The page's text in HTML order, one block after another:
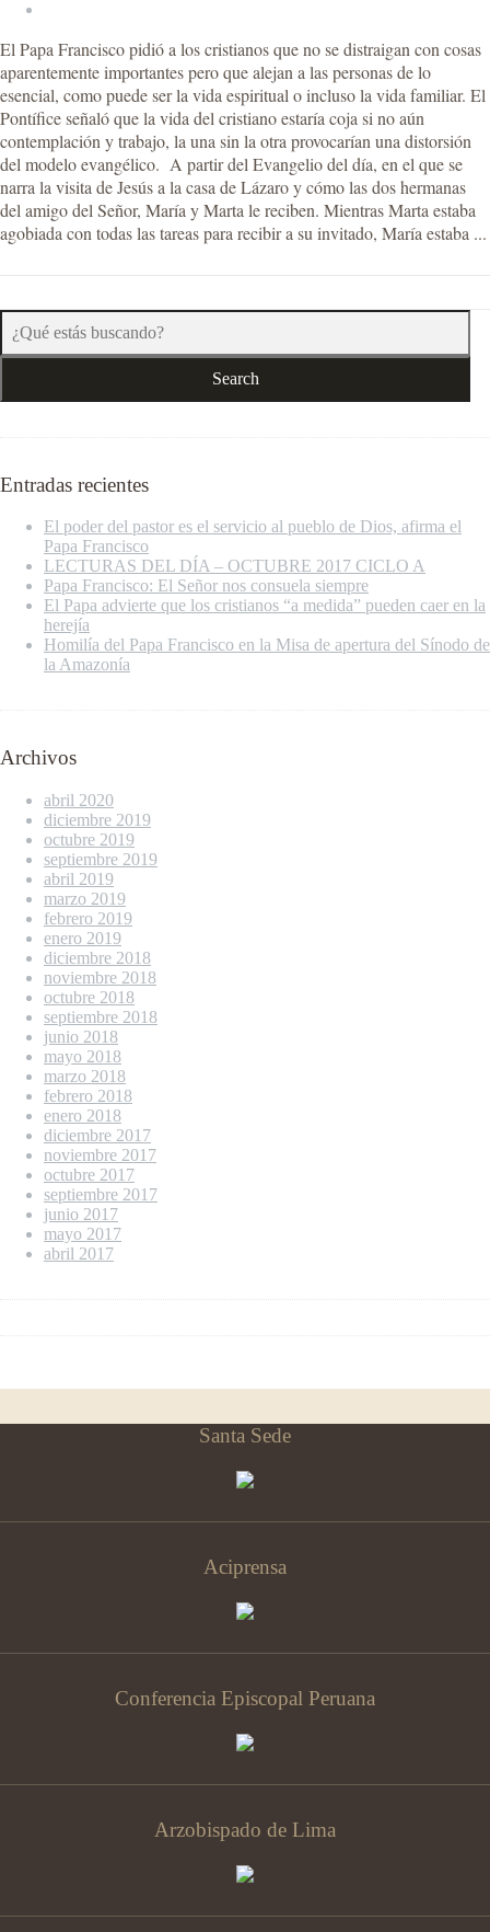
El Papa Francisco pidió a los cristianos que no se distraigan con cosas
aparentemente importantes pero que alejan a las personas de lo
esencial, como puede ser la vida espiritual o incluso la vida familiar. El
Pontífice señaló que la vida del cristiano estaría coja si no aún
contemplación y trabajo, la una sin la otra provocarían una distorsión
del modelo evangélico. A partir del Evangelio del día, en el que se
narra la visita de Jesús a la casa de Lázaro y cómo las dos hermanas
del amigo del Señor, María y Marta le reciben. Mientras Marta estaba
agobiada con todas las tareas para recibir a su invitado, María estaba ...
Entradas recientes
El poder del pastor es el servicio al pueblo de Dios, afirma el
Papa Francisco
LECTURAS DEL DÍA – OCTUBRE 2017 CICLO A
Papa Francisco: El Señor nos consuela siempre
El Papa advierte que los cristianos “a medida” pueden caer en la
herejía
Homilía del Papa Francisco en la Misa de apertura del Sínodo de
la Amazonía
Archivos
abril 2020
diciembre 2019
octubre 2019
septiembre 2019
abril 2019
marzo 2019
febrero 2019
enero 2019
diciembre 2018
noviembre 2018
octubre 2018
septiembre 2018
junio 2018
mayo 2018
marzo 2018
febrero 2018
enero 2018
diciembre 2017
noviembre 2017
octubre 2017
septiembre 2017
junio 2017
mayo 2017
abril 2017
Santa Sede
Aciprensa
Conferencia Episcopal Peruana
Arzobispado de Lima